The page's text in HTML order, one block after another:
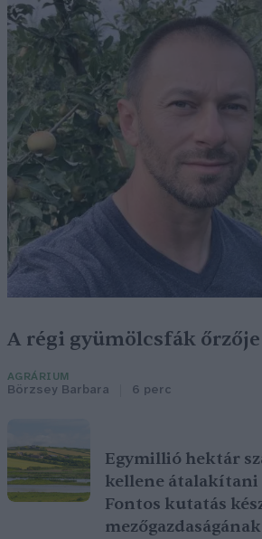
A régi gyümölcsfák őrzője
AGRÁRIUM
Börzsey Barbara 6 perc
Egymillió hektár
kellene átalakítani
Fontos kutatás